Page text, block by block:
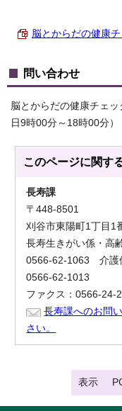
脳とからだの健康
問い合わせ
脳とからだの健康チェ
日9時00分～18時00分）
このページに関す
長寿課
〒448-8501
刈谷市東陽町1丁目1
長寿生きがい係・高
0566-62-1063 介護
0566-62-1013
ファクス：0566-24-
長寿課へのお問
さい。
表示